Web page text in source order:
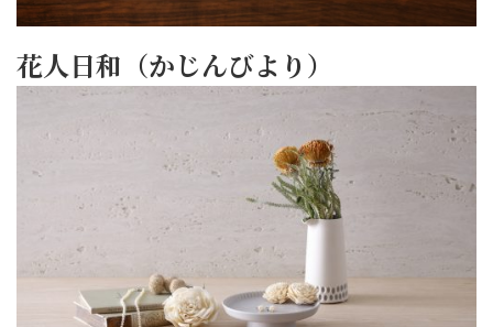
花人日和（かじんびより）